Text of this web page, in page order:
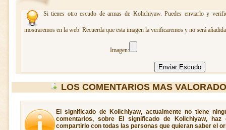
Si tienes otro escudo de armas de Kolichiyaw. Puedes enviarlo y
mostraremos en la web. Recuerda que esta imagen la verificaremos y no será
Imagen:
LOS COMENTARIOS MAS
El significado de Kolichiyaw, actualmente no tiene
comentarios, sobre El significado de Kolichiyaw,
compartirlo con todas las personas que quieran saber el